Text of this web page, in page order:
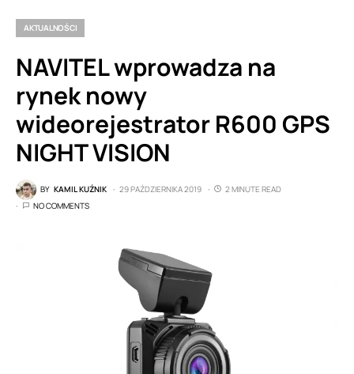
AKTUALNOŚCI
NAVITEL wprowadza na
rynek nowy
wideorejestrator R600 GPS
NIGHT VISION
BY KAMIL KUŹNIK 29 PAŹDZIERNIKA 2019
2 MINUTE READ
NO COMMENTS